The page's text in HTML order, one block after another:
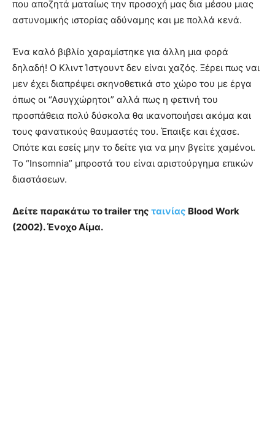
που αποζητά ματαίως την προσοχή μας δια μέσου μιας
αστυνομικής ιστορίας αδύναμης και με πολλά κενά.
Ένα καλό βιβλίο χαραμίστηκε για άλλη μια φορά
δηλαδή! Ο Κλιντ Ίστγουντ δεν είναι χαζός. Ξέρει πως ναι
μεν έχει διαπρέψει σκηνοθετικά στο χώρο του με έργα
όπως οι “Ασυγχώρητοι” αλλά πως η φετινή του
προσπάθεια πολύ δύσκολα θα ικανοποιήσει ακόμα και
τους φανατικούς θαυμαστές του. Έπαιξε και έχασε.
Οπότε και εσείς μην το δείτε για να μην βγείτε χαμένοι.
Το “Insomnia” μπροστά του είναι αριστούργημα επικών
διαστάσεων.
Δείτε παρακάτω το trailer της ταινίας Blood Work
(2002). Ένοχο Αίμα.